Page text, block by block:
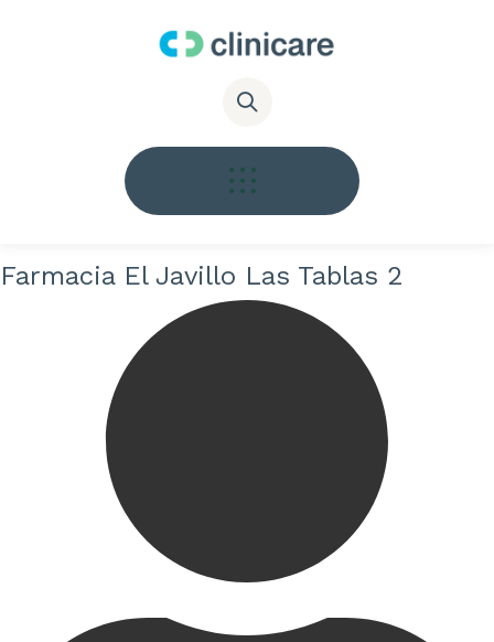
Farmacia El Javillo Las Tablas 2